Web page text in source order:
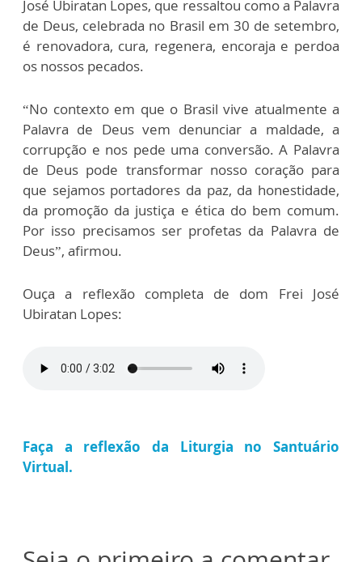
José Ubiratan Lopes, que ressaltou como a Palavra
de Deus, celebrada no Brasil em 30 de setembro,
é renovadora, cura, regenera, encoraja e perdoa
os nossos pecados.
“No contexto em que o Brasil vive atualmente a
Palavra de Deus vem denunciar a maldade, a
corrupção e nos pede uma conversão. A Palavra
de Deus pode transformar nosso coração para
que sejamos portadores da paz, da honestidade,
da promoção da justiça e ética do bem comum.
Por isso precisamos ser profetas da Palavra de
Deus”, afirmou.
Ouça a reflexão completa de dom Frei José
Ubiratan Lopes:
Faça a reflexão da Liturgia no Santuário
Virtual.